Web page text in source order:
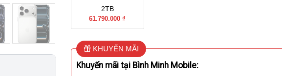
2TB
61.790.000 ₫
KHUYẾN MÃI
Khuyến mãi tại Bình Minh Mobile: